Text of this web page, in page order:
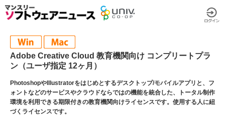
Adobe Creative Cloud 教育機関向け コンプリートプラ
ン（ユーザ指定 12ヶ月）
PhotoshopやIllustratorをはじめとするデスクトップ/モバイルアプリと、フ
ォントなどのサービスやクラウドならではの機能を統合した、トータル制作
環境を利用できる期限付きの教育機関向けライセンスです。使用する人に紐
づくライセンスです。